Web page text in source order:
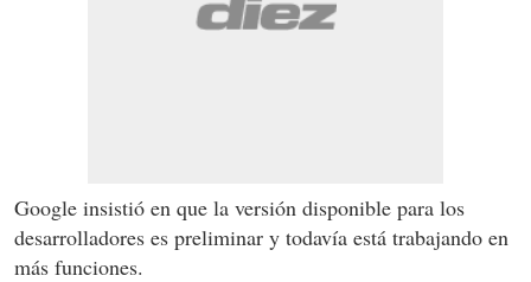
Google insistió en que la versión disponible para los
desarrolladores es preliminar y todavía está trabajando en
más funciones.